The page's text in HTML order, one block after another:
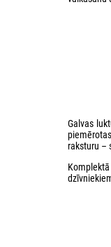
Galvas
raksturu –